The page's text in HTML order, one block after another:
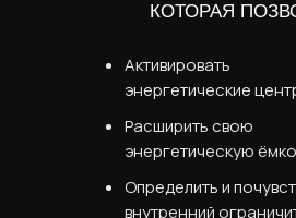
Определить и
внутренний
Расширить свою
энергетическую
Активировать
энергетические
КОТОРАЯ